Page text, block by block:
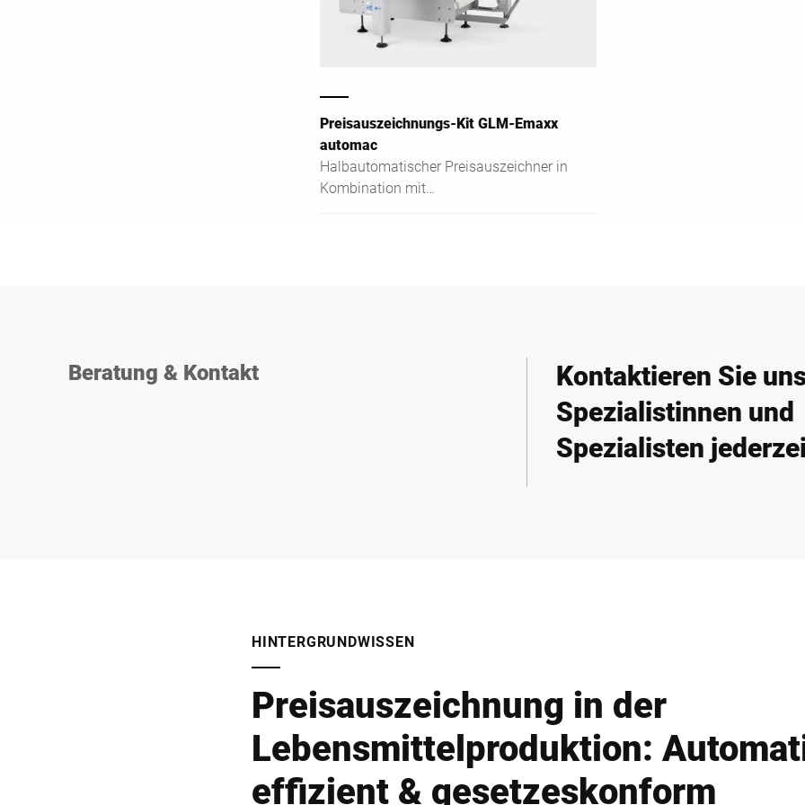
Preisauszeichnungs-Kit GLM-Emaxx
automac
Halbautomatischer Preisauszeichner in
Kombination mit
Beratung & Kontakt
Kontaktieren Sie
Spezialistinnen und
Spezialisten
HINTERGRUNDWISSEN
Preisauszeichnung in der
Lebensmittelproduktion:
effizient & gesetzeskonform